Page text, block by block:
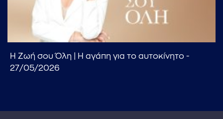
Η Ζωή σου Όλη | Η αγάπη για το αυτοκίνητο -
27/05/2026